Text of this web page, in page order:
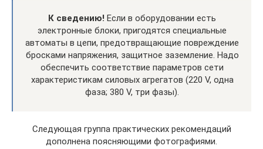
К сведению! Если в оборудовании есть
электронные блоки, пригодятся специальные
автоматы в цепи, предотвращающие повреждение
бросками напряжения, защитное заземление. Надо
обеспечить соответствие параметров сети
характеристикам силовых агрегатов (220 V, одна
фаза; 380 V, три фазы).
Следующая группа практических рекомендаций
дополнена поясняющими фотографиями.